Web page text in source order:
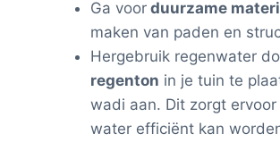
Ga voor duurzame
maken van paden en
Hergebruik regenwater
regenton in je tuin te
wadi aan. Dit zorgt
water efficiënt kan